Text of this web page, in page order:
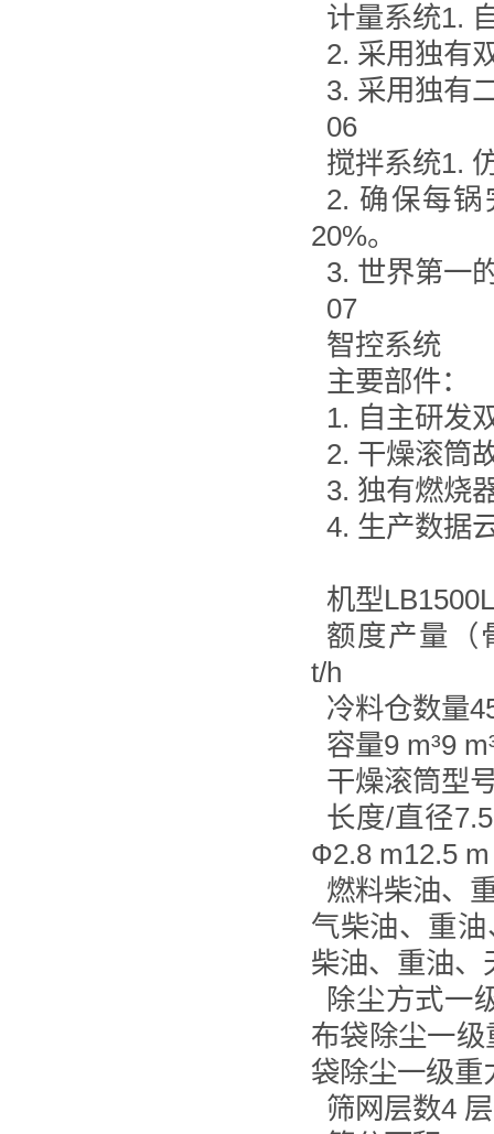
计量系统1.
2. 采用独有
3. 采用独有
06
搅拌系统1.
2. 确保每
20%。
3. 世界第一
07
智控系统
主要部件：
1. 自主研发
2. 干燥滚筒
3. 独有燃烧
4. 生产数据
机型
额度产量（
t/h
冷料仓数量
容量9 m³9
干燥滚筒型
长度/直径
Ф2.8 m12.5
燃料柴油、
气柴油、重
柴油、重油、
除尘方式一
布袋除尘一
袋除尘一级重
筛网层数4